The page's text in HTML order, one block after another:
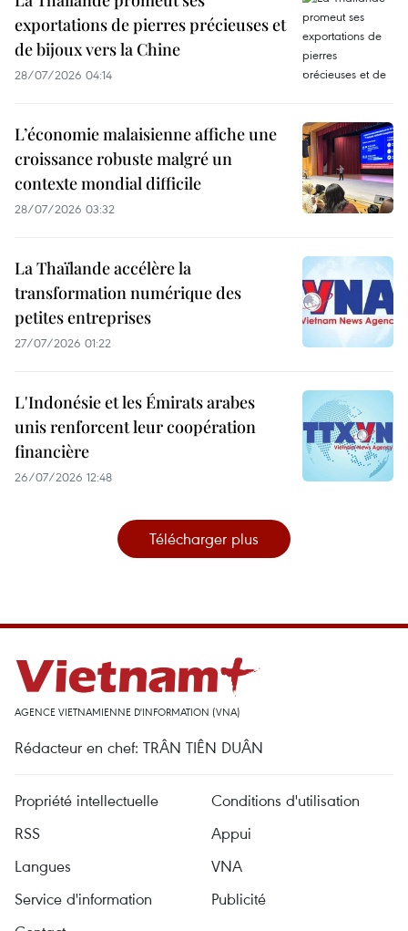
exportations de pierres précieuses et
de bijoux vers la Chine
28/07/2026 04:14
L’économie malaisienne affiche une
croissance robuste malgré un
contexte mondial difficile
28/07/2026 03:32
La Thaïlande accélère la
transformation numérique des
petites entreprises
27/07/2026 01:22
L'Indonésie et les Émirats arabes
unis renforcent leur coopération
financière
26/07/2026 12:48
Télécharger plus
AGENCE VIETNAMIENNE D'INFORMATION (VNA)
Rédacteur en chef: TRÂN TIÊN DUÂN
Propriété intellectuelle
Conditions d'utilisation
RSS
Appui
Langues
VNA
Service d'information
Publicité